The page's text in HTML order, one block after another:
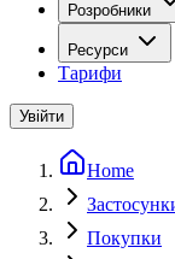
Розробники
Ресурси
Тарифи
Увійти
Home
Покупки